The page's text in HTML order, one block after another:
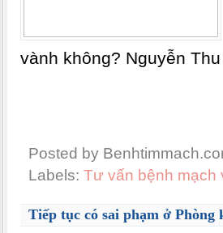
vành không? Nguyễn
Posted by
Labels: Tư vấn bệnh mạch
Tiếp tục có sai phạm ở